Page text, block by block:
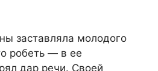
заставляла молодого
робеть — в ее
дар речи. Своей